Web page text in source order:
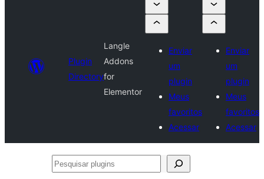
Plugin
Directory
Langle
Addons
for
Elementor
Enviar
um
plugin
Meus
favoritos
Acessar
Enviar
um
plugin
Meus
favoritos
Acessar
Pesquisar